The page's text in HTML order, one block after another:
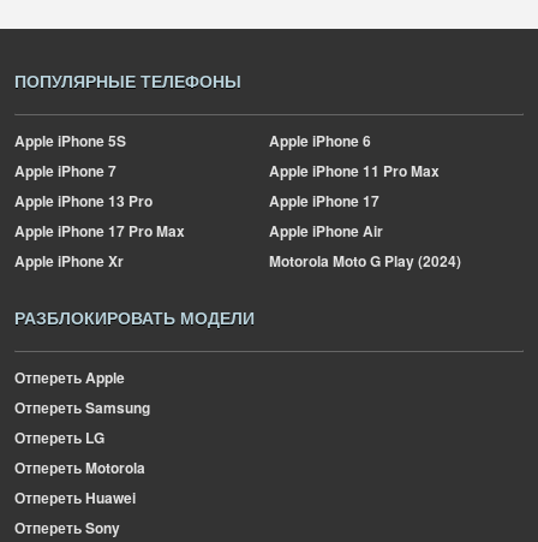
ПОПУЛЯРНЫЕ ТЕЛЕФОНЫ
AppleiPhone 5S AppleiPhone 6
AppleiPhone 7 AppleiPhone 11 Pro Max
AppleiPhone 13 Pro AppleiPhone 17
AppleiPhone 17 Pro Max AppleiPhone Air
AppleiPhone Xr MotorolaMoto G Play (2024)
РАЗБЛОКИРОВАТЬ МОДЕЛИ
Отпереть Apple
Отпереть Samsung
Отпереть LG
Отпереть Motorola
Отпереть Huawei
Отпереть Sony